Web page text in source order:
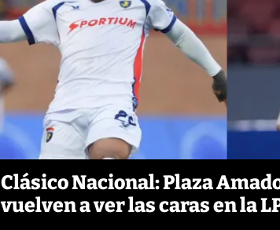
Clásico Nacional: Plaza
vuelven a ver las caras en la